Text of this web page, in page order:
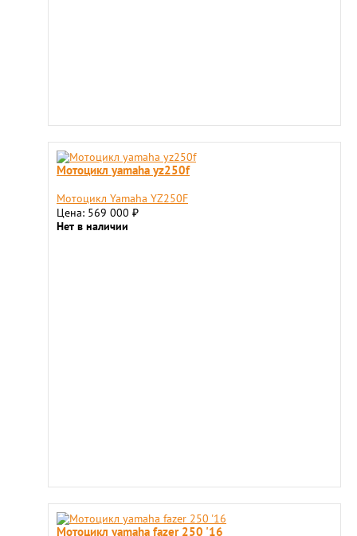
Мотоцикл yamaha yz250f
Мотоцикл Yamaha YZ250F
Цена: 569 000 ₽
Нет в наличии
Мотоцикл yamaha fazer 250 '16